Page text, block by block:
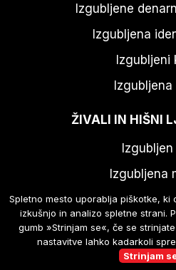
Izgubljene
Izgubljena
Izgubljeni
Izgubljena
ŽIVALI IN HIŠNI
Izgubljen
Izgubljena
Izgubljeni
Izgubljen
Spletno mesto uporablja piškotke, ki
izkušnjo in analizo spletne strani.
gumb »Strinjam se«, če se
nastavitve lahko kadarkoli
Strinjam